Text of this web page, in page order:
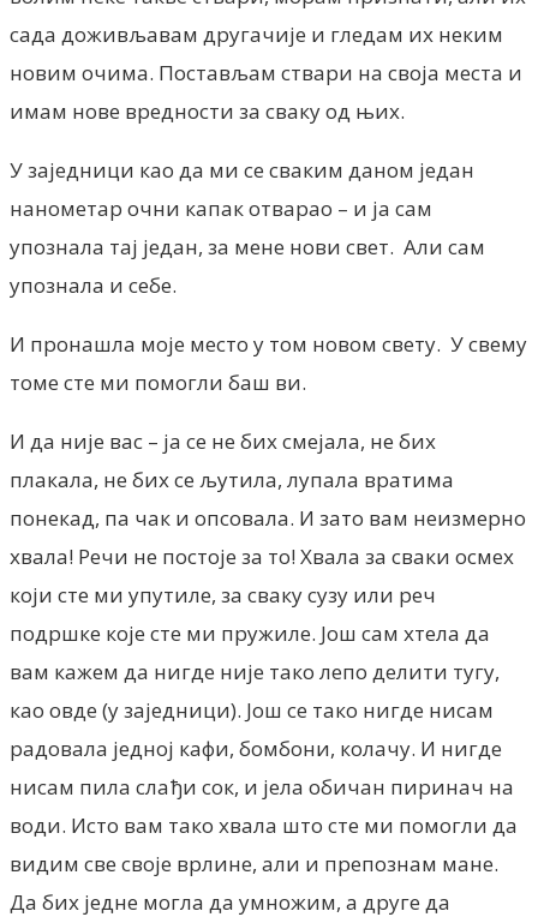
сада доживљавам другачије и гледам их неким
новим очима. Постављам ствари на своја места и
имам нове вредности за сваку од њих.
У заједници као да ми се сваким даном један
нанометар очни капак отварао – и ја сам
упознала тај један, за мене нови свет. Али сам
упознала и себе.
И пронашла моје место у том новом свету. У свему
томе сте ми помогли баш ви.
И да није вас – ја се не бих смејала, не бих
плакала, не бих се љутила, лупала вратима
понекад, па чак и опсовала. И зато вам неизмерно
хвала! Речи не постоје за то! Хвала за сваки осмех
који сте ми упутиле, за сваку сузу или реч
подршке које сте ми пружиле. Још сам хтела да
вам кажем да нигде није тако лепо делити тугу,
као овде (у заједници). Још се тако нигде нисам
радовала једној кафи, бомбони, колачу. И нигде
нисам пила слађи сок, и јела обичан пиринач на
води. Исто вам тако хвала што сте ми помогли да
видим све своје врлине, али и препознам мане.
Да бих једне могла да умножим, а друге да